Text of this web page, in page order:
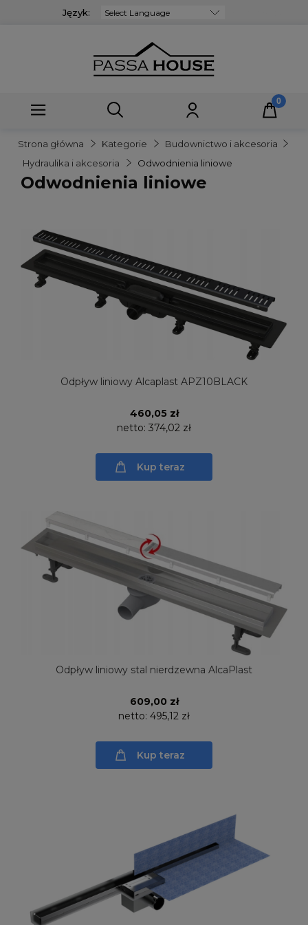
Język:
Strona główna Kategorie
Budownictwo i akcesoria
Hydraulika i akcesoria
Odwodnienia liniowe
Odwodnienia liniowe
Odpływ liniowy Alcaplast APZ10BLACK
460,05 zł
netto: 374,02 zł
Kup teraz
Odpływ liniowy stal nierdzewna AlcaPlast
609,00 zł
netto: 495,12 zł
Kup teraz